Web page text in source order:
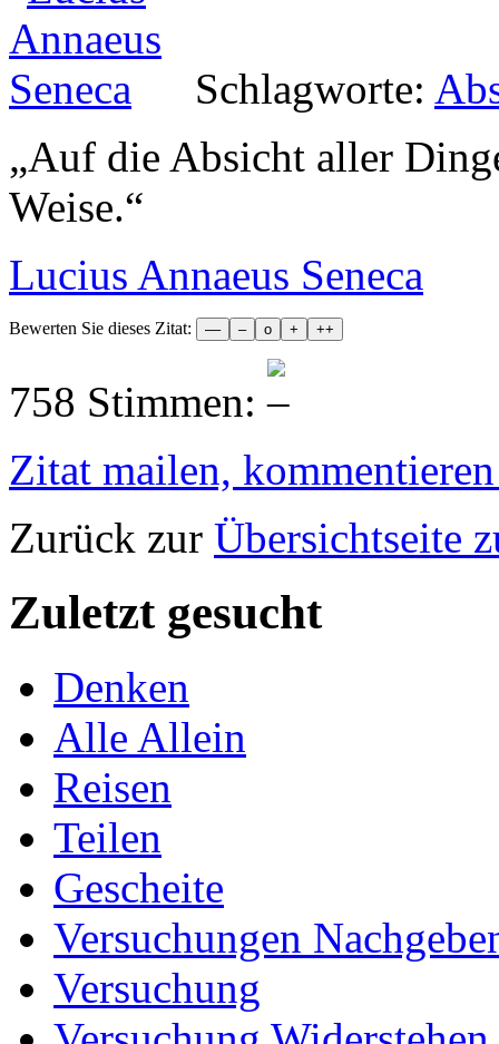
Schlagworte:
„Auf die Absicht aller
Weise.“
Lucius Annaeus Seneca
Bewerten Sie dieses Zitat:
758 Stimmen:
Zitat mailen,
Zurück zur Übersichtseite
Zuletzt gesucht
Denken
Alle Allein
Reisen
Teilen
Gescheite
Versuchungen
Versuchung